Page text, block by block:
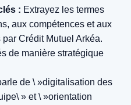
: Extrayez les termes
aux compétences et aux
Crédit Mutuel Arkéa.
de manière stratégique
de \ »digitalisation des
» et \ »orientation